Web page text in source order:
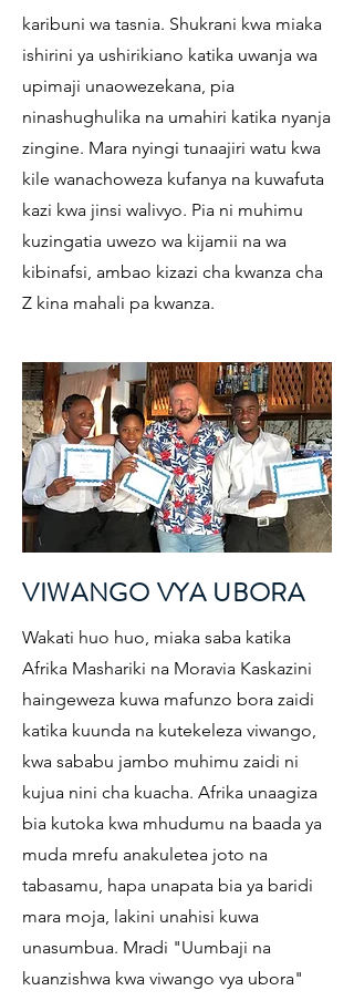
karibuni wa tasnia. Shukrani kwa miaka
ishirini ya ushirikiano katika uwanja wa
upimaji unaowezekana, pia
ninashughulika na umahiri katika nyanja
zingine. Mara nyingi tunaajiri watu kwa
kile wanachoweza kufanya na kuwafuta
kazi kwa jinsi walivyo. Pia ni muhimu
kuzingatia uwezo wa kijamii na wa
kibinafsi, ambao kizazi cha kwanza cha
Z kina mahali pa kwanza.
VIWANGO VYA UBORA
Wakati huo huo, miaka saba katika
Afrika Mashariki na Moravia Kaskazini
haingeweza kuwa mafunzo bora zaidi
katika kuunda na kutekeleza viwango,
kwa sababu jambo muhimu zaidi ni
kujua nini cha kuacha. Afrika unaagiza
bia kutoka kwa mhudumu na baada ya
muda mrefu anakuletea joto na
tabasamu, hapa unapata bia ya baridi
mara moja, lakini unahisi kuwa
unasumbua. Mradi "Uumbaji na
kuanzishwa kwa viwango vya ubora"